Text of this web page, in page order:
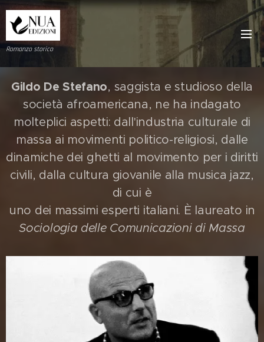
Romanzo storico
Gildo De Stefano, saggista e studioso della
società afroamericana, ne ha indagato
molteplici aspetti: dall'industria culturale di
massa ai movimenti politico-religiosi, dalle
dinamiche dei ghetti al movimento per i diritti
civili, dalla cultura giovanile alla musica jazz,
di cui è
uno dei massimi esperti italiani. È laureato in
Sociologia delle Comunicazioni di Massa